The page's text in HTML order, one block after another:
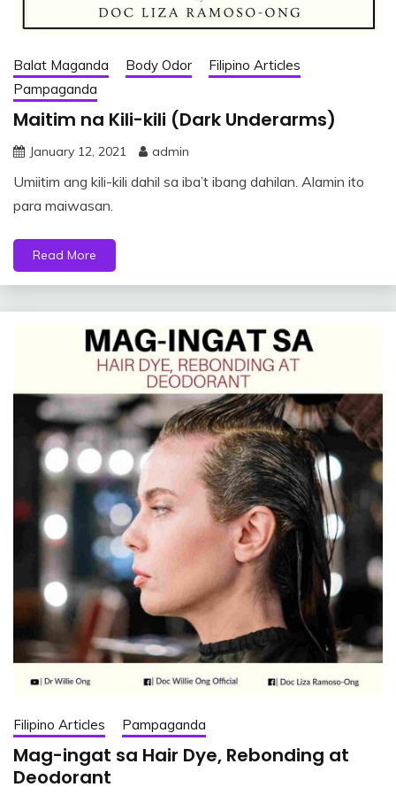
Balat Maganda Body Odor
Filipino Articles
Pampaganda
Maitim na Kili-kili (Dark Underarms)
January 12, 2021 admin
Umiitim ang kili-kili dahil sa iba’t ibang dahilan. Alamin ito
para maiwasan.
Read More
Filipino Articles Pampaganda
Mag-ingat sa Hair Dye, Rebonding at
Deodorant